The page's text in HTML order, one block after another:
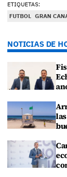
ETIQUETAS:
FUTBOL GRAN
NOTICIAS DE